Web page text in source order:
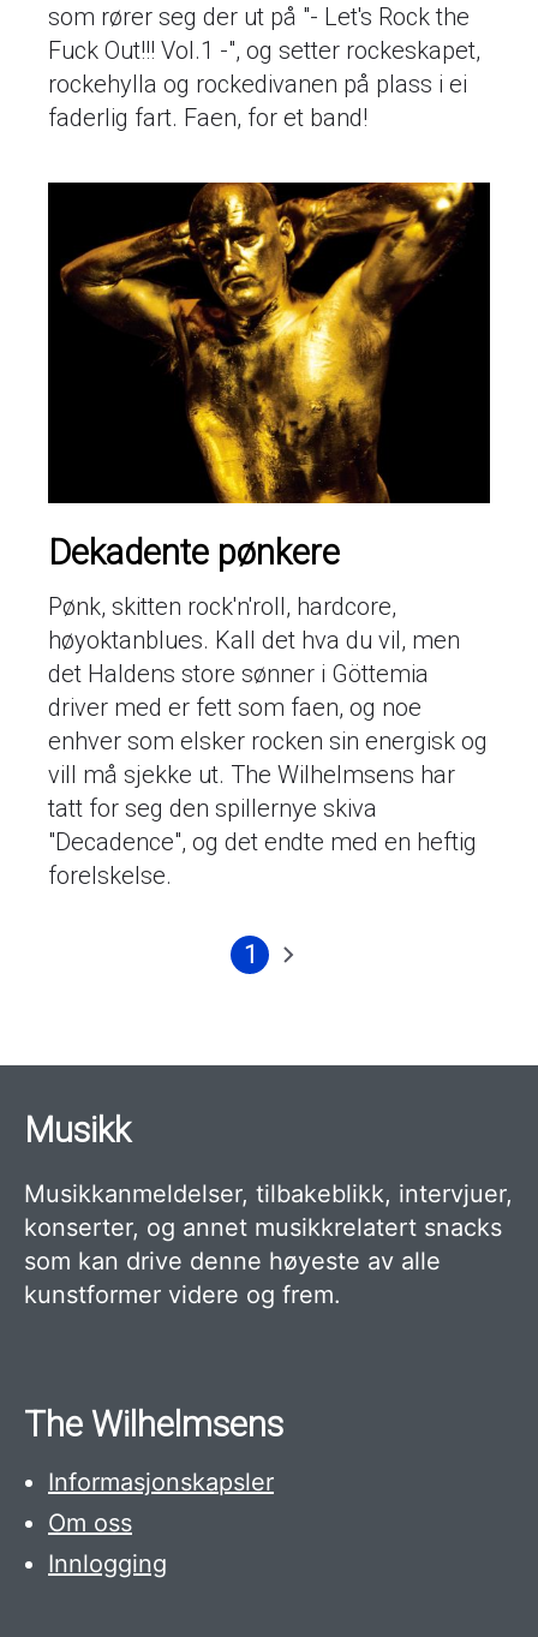
som rører seg der ut på "- Let's Rock the
Fuck Out!!! Vol.1 -", og setter rockeskapet,
rockehylla og rockedivanen på plass i ei
faderlig fart. Faen, for et band!
Dekadente pønkere
Pønk, skitten rock'n'roll, hardcore,
høyoktanblues. Kall det hva du vil, men
det Haldens store sønner i Göttemia
driver med er fett som faen, og noe
enhver som elsker rocken sin energisk og
vill må sjekke ut. The Wilhelmsens har
tatt for seg den spillernye skiva
"Decadence", og det endte med en heftig
forelskelse.
Nåværende
1
Neste
Musikk
Musikkanmeldelser, tilbakeblikk, intervjuer,
konserter, og annet musikkrelatert snacks
som kan drive denne høyeste av alle
kunstformer videre og frem.
The Wilhelmsens
Informasjonskapsler
Om oss
Innlogging